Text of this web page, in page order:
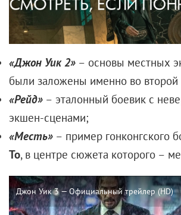
Но он одним росчерком подписал
плоский, штампованный
$200 млн (для сравнения:
обошелся в $2 млн) и с
провалился в прокате. Сам
в принципе, ждал чего-то
много денег, слишком много
велики риски».
Однако также признается, что, как
фильмы, «Зеленый Фонарь» был